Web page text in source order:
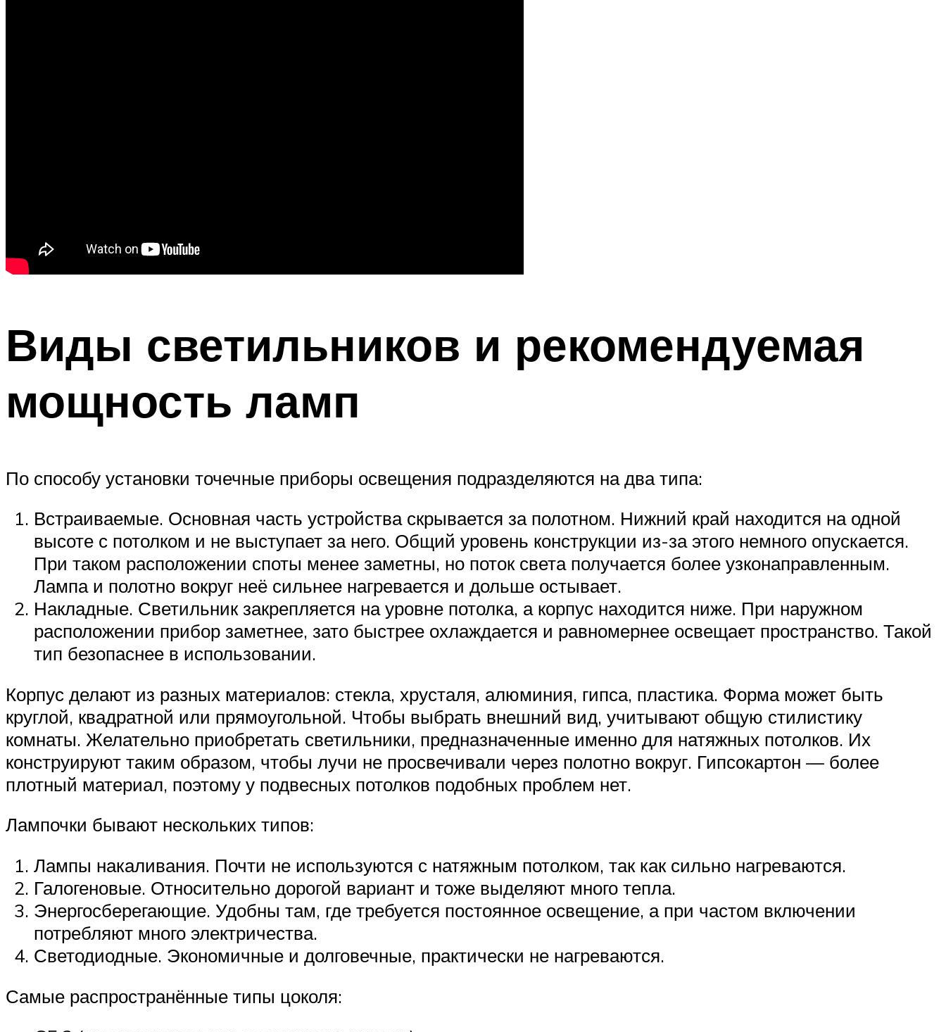
Виды светильников и рекомендуемая
мощность ламп
По способу установки точечные приборы освещения подразделяются на два типа:
Встраиваемые. Основная часть устройства скрывается за полотном. Нижний край находится на одной
высоте с потолком и не выступает за него. Общий уровень конструкции из-за этого немного опускается.
При таком расположении споты менее заметны, но поток света получается более узконаправленным.
Лампа и полотно вокруг неё сильнее нагревается и дольше остывает.
Накладные. Светильник закрепляется на уровне потолка, а корпус находится ниже. При наружном
расположении прибор заметнее, зато быстрее охлаждается и равномернее освещает пространство. Такой
тип безопаснее в использовании.
Корпус делают из разных материалов: стекла, хрусталя, алюминия, гипса, пластика. Форма может быть
круглой, квадратной или прямоугольной. Чтобы выбрать внешний вид, учитывают общую стилистику
комнаты. Желательно приобретать светильники, предназначенные именно для натяжных потолков. Их
конструируют таким образом, чтобы лучи не просвечивали через полотно вокруг. Гипсокартон — более
плотный материал, поэтому у подвесных потолков подобных проблем нет.
Лампочки бывают нескольких типов:
Лампы накаливания. Почти не используются с натяжным потолком, так как сильно нагреваются.
Галогеновые. Относительно дорогой вариант и тоже выделяют много тепла.
Энергосберегающие. Удобны там, где требуется постоянное освещение, а при частом включении
потребляют много электричества.
Светодиодные. Экономичные и долговечные, практически не нагреваются.
Самые распространённые типы цоколя: